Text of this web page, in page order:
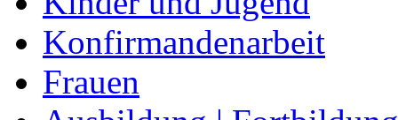
Konfirmandenarbeit
Frauen